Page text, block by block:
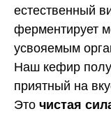
естественный
ферментирует
усвояемым
Наш кефир
приятный на
Это чистая